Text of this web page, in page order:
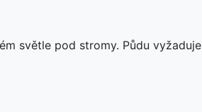
světle pod stromy. Půdu vyžaduje